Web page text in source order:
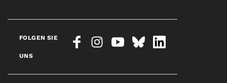
FOLGEN SIE
UNS